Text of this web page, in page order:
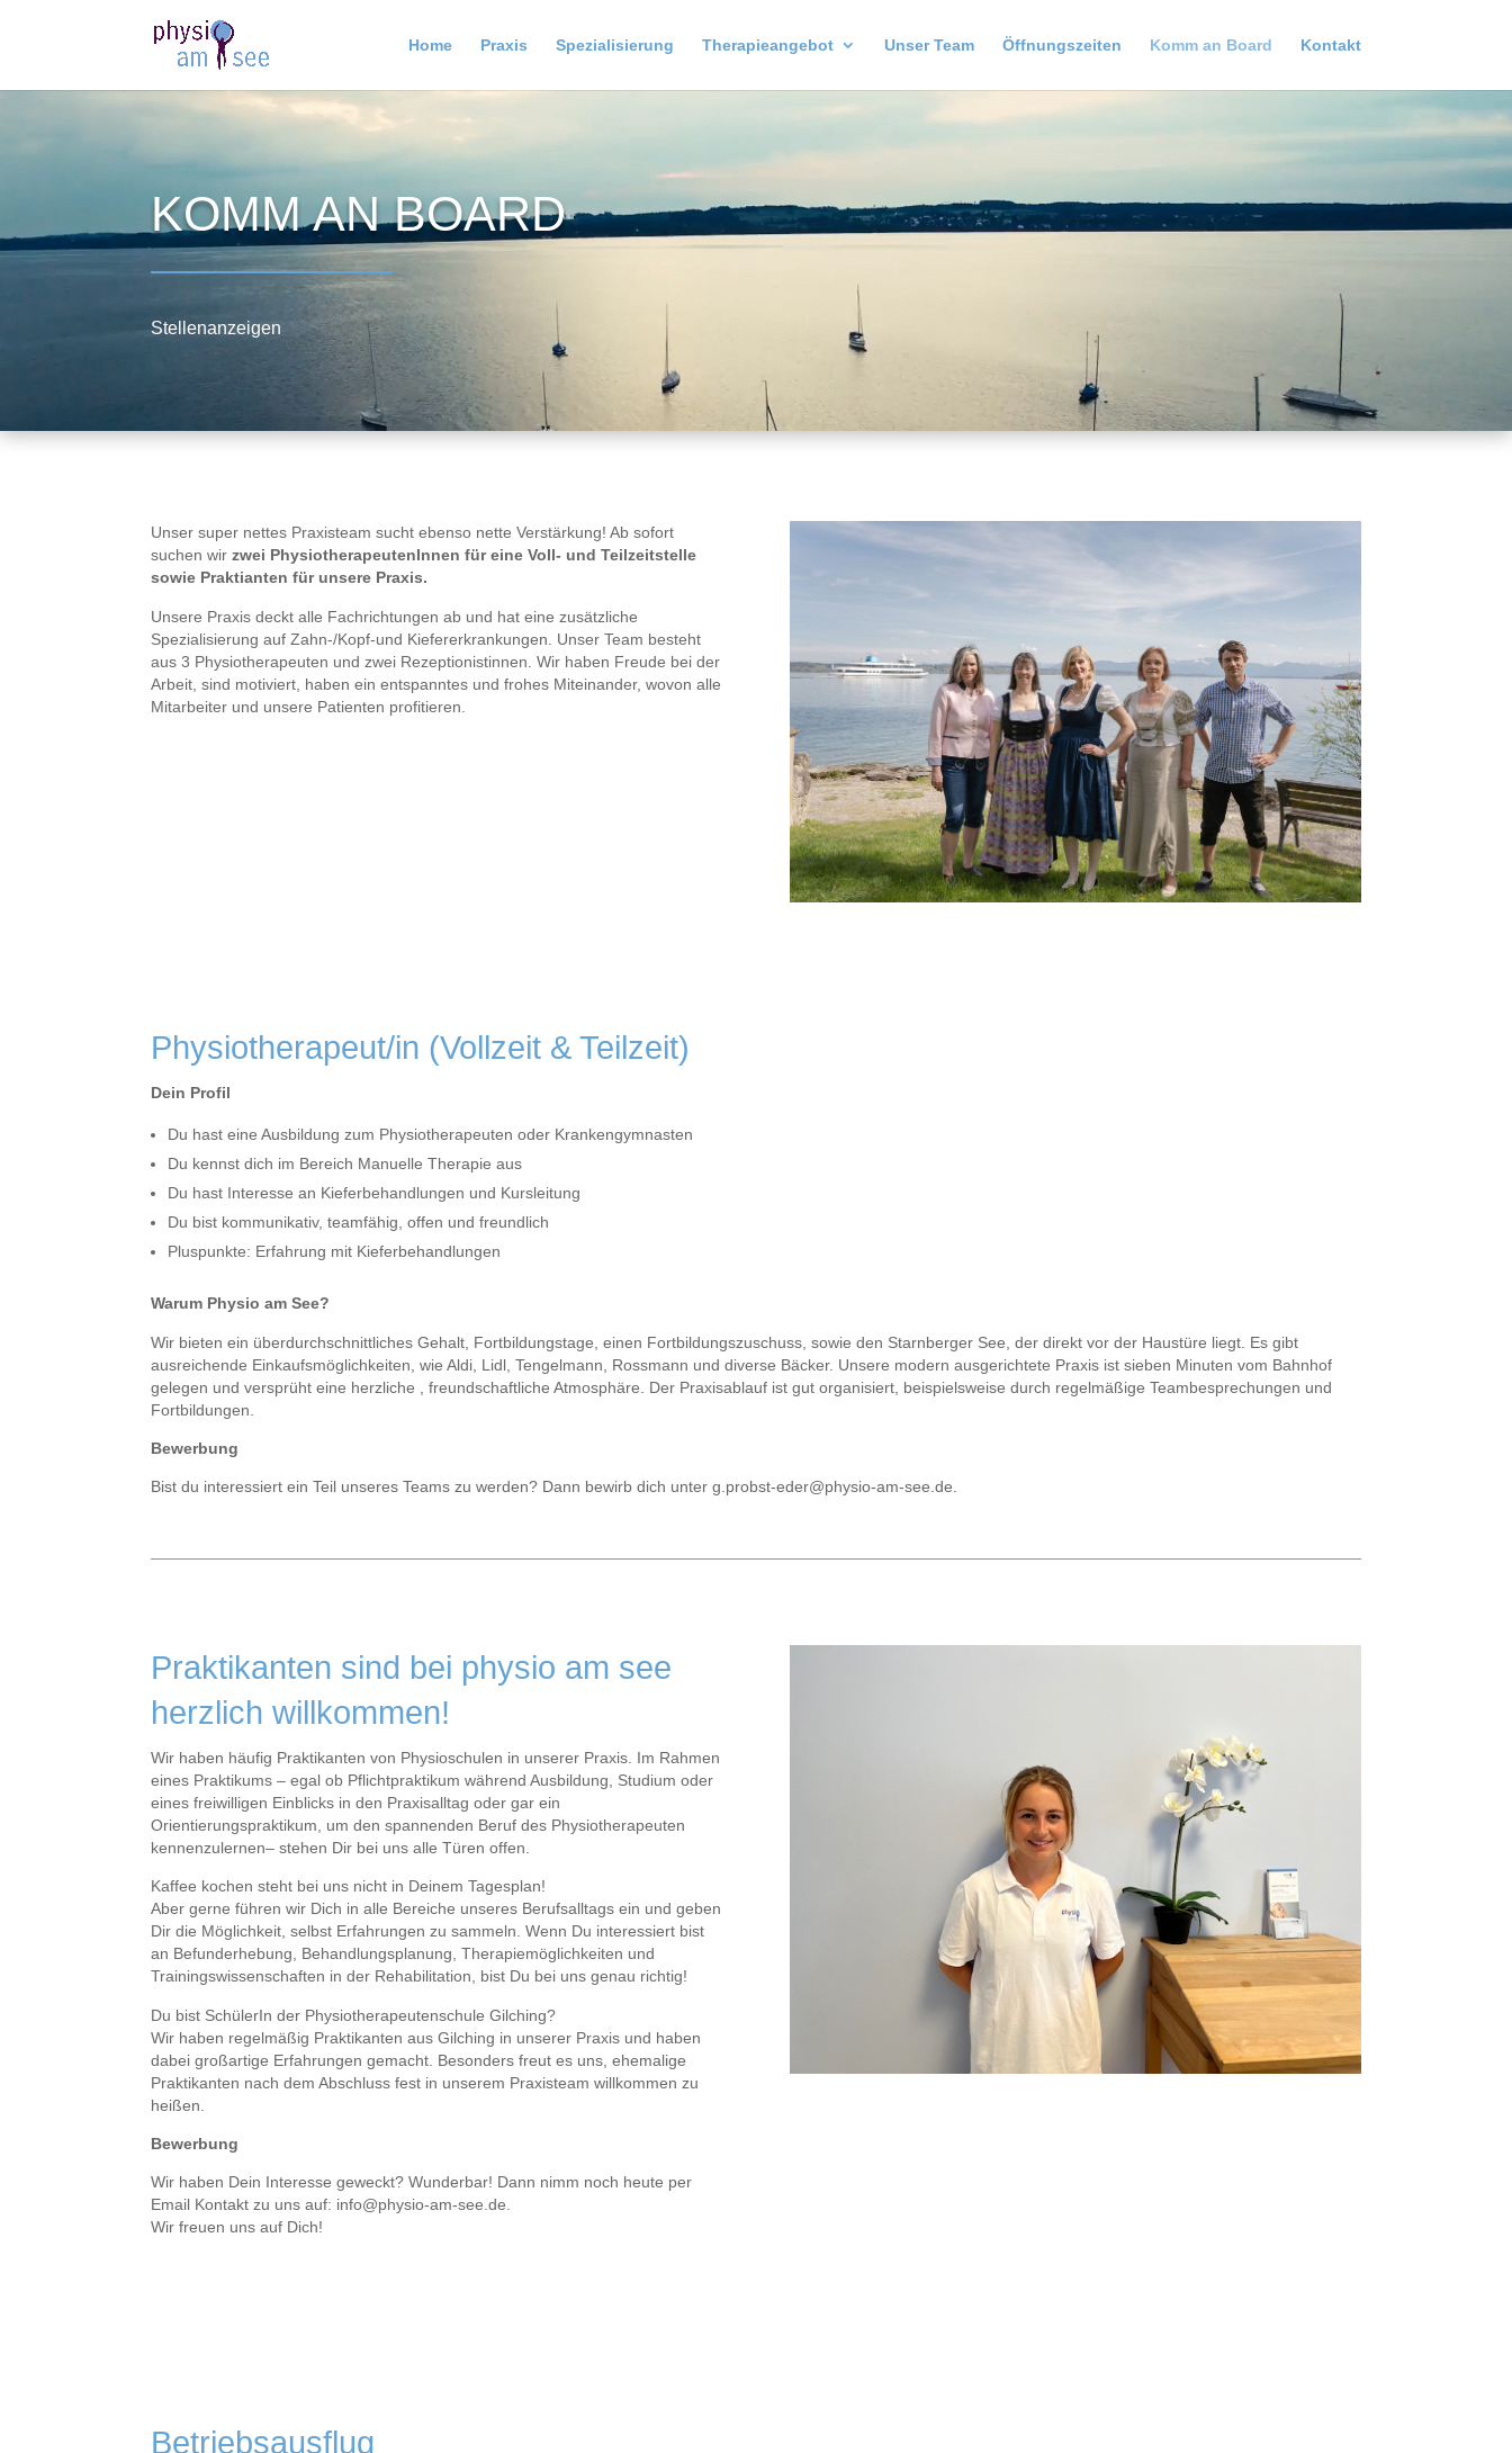
Home Praxis Spezialisierung Therapieangebot Unser Team Öffnungszeiten Komm an Board Kontakt
KOMM AN BOARD
Stellenanzeigen
Unser super nettes Praxisteam sucht ebenso nette Verstärkung! Ab sofort
suchen wirzwei PhysiotherapeutenInnen für eine Voll- und Teilzeitstelle
sowie Praktianten für unsere Praxis.
Unsere Praxis deckt alle Fachrichtungen ab und hat eine zusätzliche
Spezialisierung auf Zahn-/Kopf-und Kiefererkrankungen. Unser Team besteht
aus 3 Physiotherapeuten und zwei Rezeptionistinnen. Wir haben Freude bei der
Arbeit, sind motiviert, haben ein entspanntes und frohes Miteinander, wovon alle
Mitarbeiter und unsere Patienten profitieren.
Physiotherapeut/in (Vollzeit & Teilzeit)
Dein Profil
Du hast eine Ausbildung zum Physiotherapeuten oder Krankengymnasten
Du kennst dich im Bereich Manuelle Therapie aus
Du hast Interesse an Kieferbehandlungen und Kursleitung
Du bist kommunikativ, teamfähig, offen und freundlich
Pluspunkte: Erfahrung mit Kieferbehandlungen
Warum Physio am See?
Wir bieten ein überdurchschnittliches Gehalt, Fortbildungstage, einen Fortbildungszuschuss, sowie den Starnberger See, der direkt vor der Haustüre liegt. Es gibt
ausreichende Einkaufsmöglichkeiten, wie Aldi, Lidl, Tengelmann, Rossmann und diverse Bäcker. Unsere modern ausgerichtete Praxis ist sieben Minuten vom Bahnhof
gelegen und versprüht eine herzliche , freundschaftliche Atmosphäre. Der Praxisablauf ist gut organisiert, beispielsweise durch regelmäßige Teambesprechungen und
Fortbildungen.
Bewerbung
Bist du interessiert ein Teil unseres Teams zu werden? Dann bewirb dich unter g.probst-eder@physio-am-see.de.
Praktikanten sind bei physio am see
herzlich willkommen!
Wir haben häufig Praktikanten von Physioschulen in unserer Praxis. Im Rahmen
eines Praktikums – egal ob Pflichtpraktikum während Ausbildung, Studium oder
eines freiwilligen Einblicks in den Praxisalltag oder gar ein
Orientierungspraktikum, um den spannenden Beruf des Physiotherapeuten
kennenzulernen– stehen Dir bei uns alle Türen offen.
Kaffee kochen steht bei uns nicht in Deinem Tagesplan!
Aber gerne führen wir Dich in alle Bereiche unseres Berufsalltags ein und geben
Dir die Möglichkeit, selbst Erfahrungen zu sammeln. Wenn Du interessiert bist
an Befunderhebung, Behandlungsplanung, Therapiemöglichkeiten und
Trainingswissenschaften in der Rehabilitation, bist Du bei uns genau richtig!
Du bist SchülerIn der Physiotherapeutenschule Gilching?
Wir haben regelmäßig Praktikanten aus Gilching in unserer Praxis und haben
dabei großartige Erfahrungen gemacht. Besonders freut es uns, ehemalige
Praktikanten nach dem Abschluss fest in unserem Praxisteam willkommen zu
heißen.
Bewerbung
Wir haben Dein Interesse geweckt? Wunderbar! Dann nimm noch heute per
Email Kontakt zu uns auf: info@physio-am-see.de.
Wir freuen uns auf Dich!
Betriebsausflug